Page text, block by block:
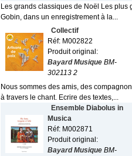
Les grands classiques de Noël Les
Gobin, dans un enregistrement à la...
Collectif
Réf: M002822
Produit original:
Bayard Musique BM-
302113 2
Nous sommes des amis, des
à travers le chant. Ecrire des textes,...
Ensemble Diabolus in
Musica
Réf: M002871
Produit original:
Bayard Musique BM-